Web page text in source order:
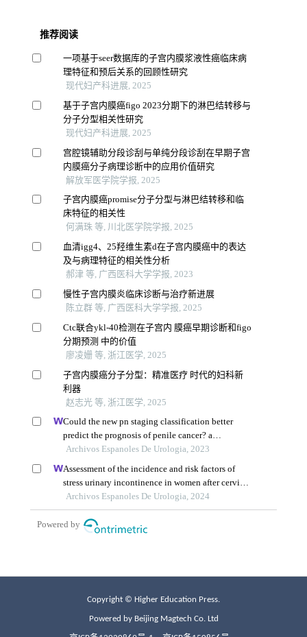
Copyright © Higher Education Press.
Powered by Beijing Magtech Co. Ltd